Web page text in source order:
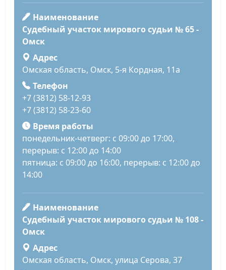
Наименование
Судебный участок мирового судьи № 65 -
Омск
Адрес
Омская область, Омск, 5-я Кордная, 11а
Телефон
+7 (3812) 58-12-93
+7 (3812) 58-23-60
Время работы
понедельник-четверг: с 09:00 до 17:00,
перерыв: с 12:00 до 14:00
пятница: с 09:00 до 16:00, перерыв: с 12:00 до
14:00
Наименование
Судебный участок мирового судьи № 108 -
Омск
Адрес
Омская область, Омск, улица Серова, 37